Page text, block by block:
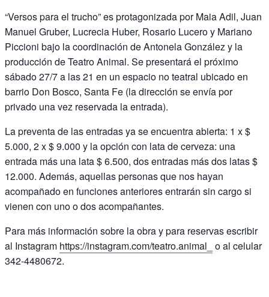
“Versos para el trucho” es protagonizada por Maia Adil, Juan
Manuel Gruber, Lucrecia Huber, Rosario Lucero y Mariano
Piccioni bajo la coordinación de Antonela González y la
producción de Teatro Animal. Se presentará el próximo
sábado 27/7 a las 21 en un espacio no teatral ubicado en
barrio Don Bosco, Santa Fe (la dirección se envía por
privado una vez reservada la entrada).
La preventa de las entradas ya se encuentra abierta: 1 x $
5.000, 2 x $ 9.000 y la opción con lata de cerveza: una
entrada más una lata $ 6.500, dos entradas más dos latas $
12.000. Además, aquellas personas que nos hayan
acompañado en funciones anteriores entrarán sin cargo si
vienen con uno o dos acompañantes.
Para más información sobre la obra y para reservas escribir
al Instagram https://instagram.com/teatro.animal_
o al celular
342-4480672.